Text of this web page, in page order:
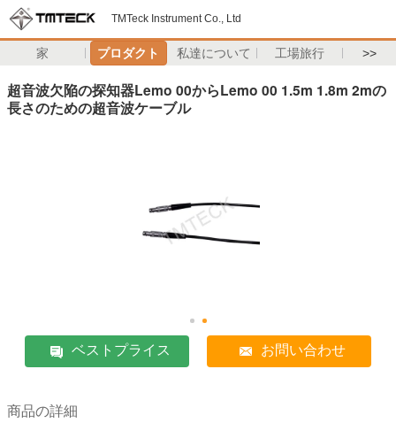
TMTeck Instrument Co., Ltd
家 プロダクト 私達について 工場旅行 >>
超音波欠陥の探知器Lemo 00からLemo 00 1.5m 1.8m 2mの
長さのための超音波ケーブル
ベストプライス お問い合わせ
商品の詳細